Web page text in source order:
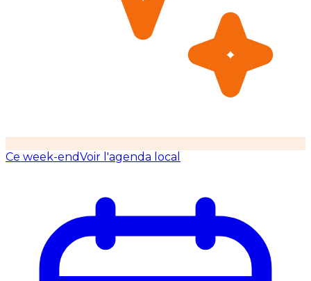
Ce week-endVoir l'agenda local